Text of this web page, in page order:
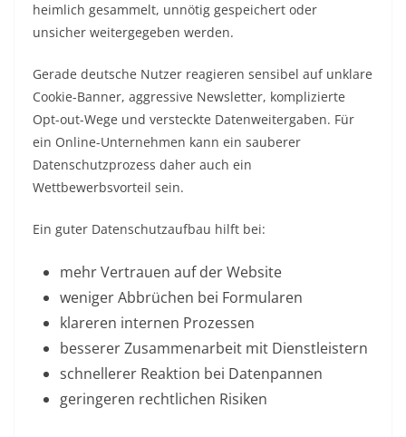
heimlich gesammelt, unnötig gespeichert oder
unsicher weitergegeben werden.
Gerade deutsche Nutzer reagieren sensibel auf unklare
Cookie-Banner, aggressive Newsletter, komplizierte
Opt-out-Wege und versteckte Datenweitergaben. Für
ein Online-Unternehmen kann ein sauberer
Datenschutzprozess daher auch ein
Wettbewerbsvorteil sein.
Ein guter Datenschutzaufbau hilft bei:
mehr Vertrauen auf der Website
weniger Abbrüchen bei Formularen
klareren internen Prozessen
besserer Zusammenarbeit mit Dienstleistern
schnellerer Reaktion bei Datenpannen
geringeren rechtlichen Risiken